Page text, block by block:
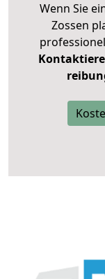
Wenn Sie
Zossen